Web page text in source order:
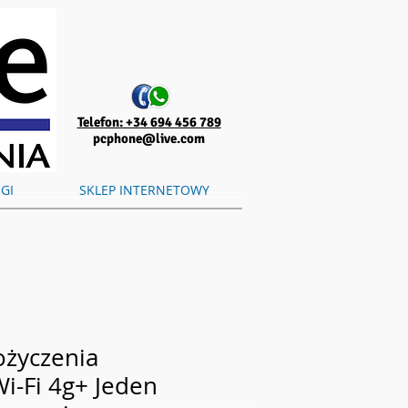
Telefon: +34 694 456 789
pcphone@live.com
SKLEP INTERNETOWY
Fi 4g+ Jeden